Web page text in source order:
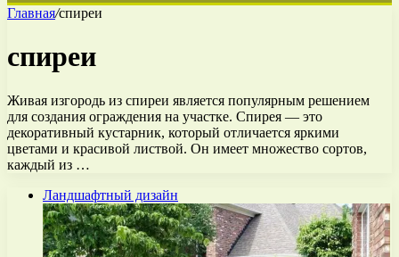
Главная/спиреи
спиреи
Живая изгородь из спиреи является популярным решением
для создания ограждения на участке. Спирея — это
декоративный кустарник, который отличается яркими
цветами и красивой листвой. Он имеет множество сортов,
каждый из …
Ландшафтный дизайн